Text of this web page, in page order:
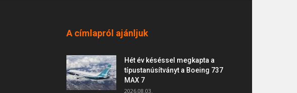
A címlapról ajánljuk
Hét év késéssel megkapta a
típustanúsítványt a Boeing 737
MAX 7
2026.08.03.